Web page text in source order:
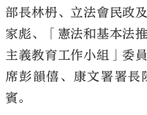
部長林枬、立法會民政
家彪、「憲法和基本法
主義教育工作小組」委
席彭韻僖、康文署署長
賓。